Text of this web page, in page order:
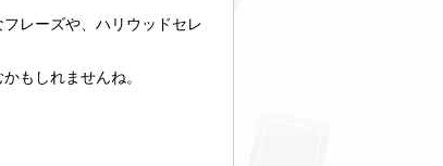
レーズや、ハリウッドセレ
もしれませんね。